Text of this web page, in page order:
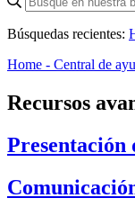
Búsquedas recientes:
Home - Central de
Recursos
Presentación